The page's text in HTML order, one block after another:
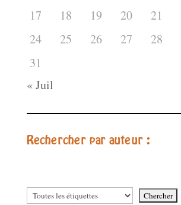
17
18 19 20 21
24
25 26 27 28
31
« Juil
Rechercher par auteur :